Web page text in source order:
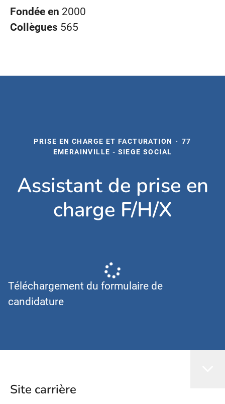
Fondée en 2000
Collègues 565
PRISE EN CHARGE ET FACTURATION · 77
EMERAINVILLE - SIEGE SOCIAL
Assistant de prise en
charge F/H/X
Téléchargement du formulaire de
candidature
Site carrière